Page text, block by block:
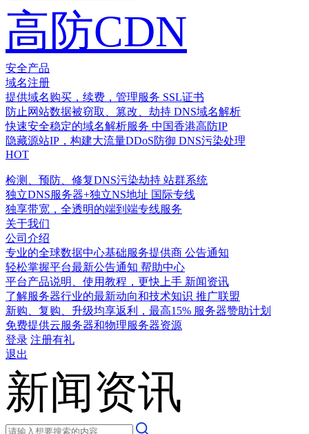
高防CDN
安全产品
域名注册
提供域名购买，续费，管理服务 SSL证书
防止网站数据被窃取、篡改、劫持 DNS域名解析
快速安全稳定的域名解析服务 中国香港高防IP
隐藏源站IP，构建大流量DDoS防御 DNS污染处理
HOT
检测、预防、修复DNS污染劫持 站群系统
独立DNS服务器+独立NS地址 国际专线
独享带宽，全透明的端到端专线服务
关于我们
公司介绍
专业的全球数据中心基础服务提供商 公告通知
轻松掌握平台最新公告通知 帮助中心
平台产品说明、使用教程，更快上手 新闻资讯
了解服务器行业的最新动向和技术知识 推广联盟
新购、复购、升级均享返利，最高15% 服务器赞助计划
免费提供云服务器和物理服务器资源
登录 注册有礼
退出
新闻资讯